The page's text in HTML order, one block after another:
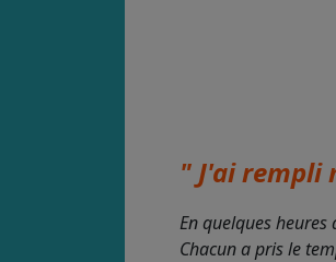
" J'ai rempli
En quelques
Chacun a pris le